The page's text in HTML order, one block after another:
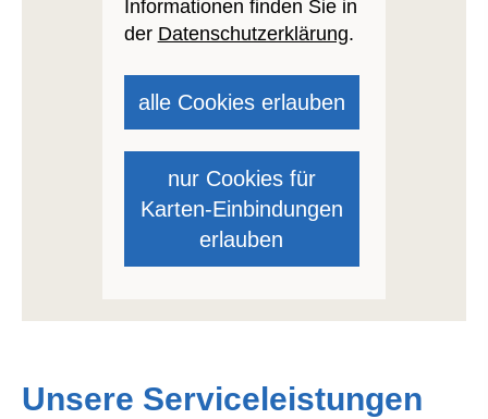
Informationen finden Sie in
der Datenschutzerklärung.
alle Cookies erlauben
nur Cookies für
Karten-Einbindungen
erlauben
Unsere Serviceleistungen